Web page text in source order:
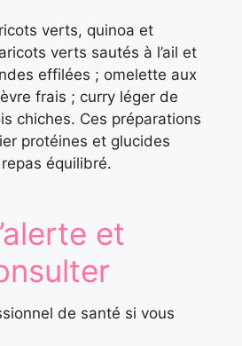
verts, quinoa et
verts sautés à l’ail et
effilées ; omelette aux
frais ; curry léger de
chiches. Ces préparations
protéines et glucides
équilibré.
et
de santé si vous